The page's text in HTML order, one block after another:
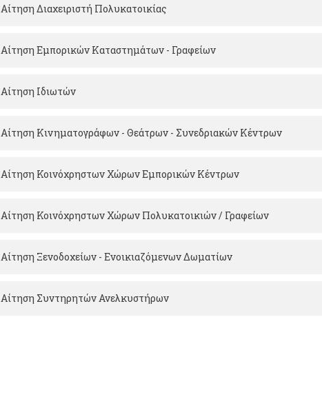
Αίτηση Διαχειριστή Πολυκατοικίας
Αίτηση Εμπορικών Καταστημάτων - Γραφείων
Αίτηση Ιδιωτών
Αίτηση Κινηματογράφων - Θεάτρων - Συνεδριακών Κέντρων
Αίτηση Κοινόχρηστων Χώρων Εμπορικών Κέντρων
Αίτηση Κοινόχρηστων Χώρων Πολυκατοικιών / Γραφείων
Αίτηση Ξενοδοχείων - Ενοικιαζόμενων Δωματίων
Αίτηση Συντηρητών Ανελκυστήρων